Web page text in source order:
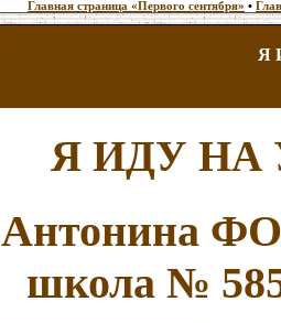
Главная страница «Первого сентября» •
Я
Я ИДУ НА
Антонина
школа №